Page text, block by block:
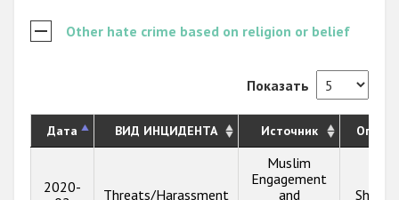
Other hate crime based on religion or belief
Показать
Дата ВИД ИНЦИДЕНТА Источник
2020-
Threats/Harassment
Muslim
Engagement
and
Show